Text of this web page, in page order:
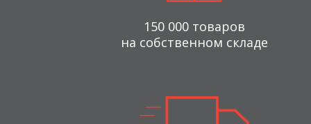
150 000 товаров
на собственном складе